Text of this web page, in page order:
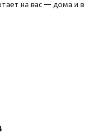
на вас — дома и в